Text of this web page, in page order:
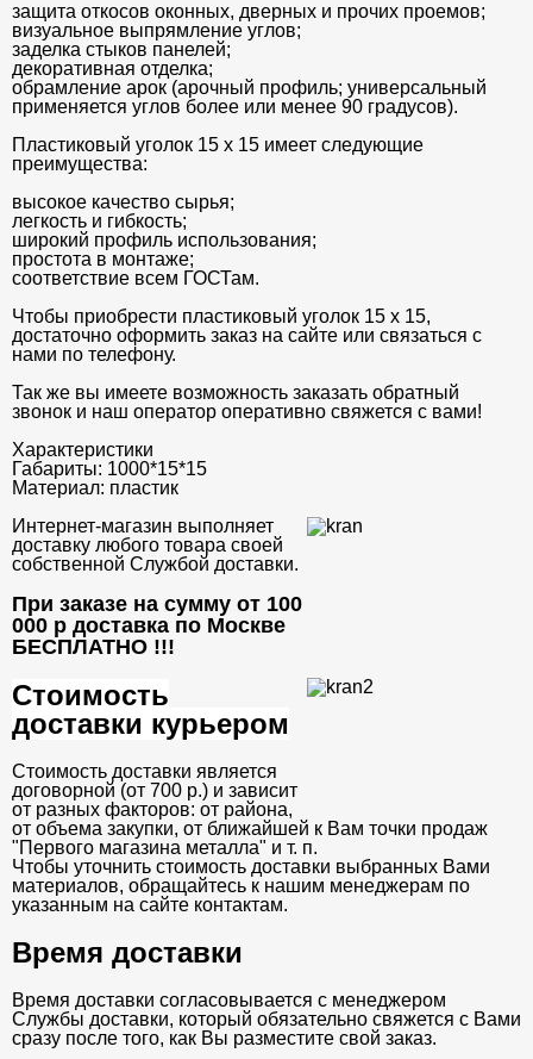
защита откосов оконных, дверных и прочих проемов;
визуальное выпрямление углов;
заделка стыков панелей;
декоративная отделка;
обрамление арок (арочный профиль; универсальный
применяется углов более или менее 90 градусов).
Пластиковый уголок 15 х 15 имеет следующие
преимущества:
высокое качество сырья;
легкость и гибкость;
широкий профиль использования;
простота в монтаже;
соответствие всем ГОСТам.
Чтобы приобрести пластиковый уголок 15 х 15,
достаточно оформить заказ на сайте или связаться с
нами по телефону.
Так же вы имеете возможность заказать обратный
звонок и наш оператор оперативно свяжется с вами!
Характеристики
Габариты: 1000*15*15
Материал: пластик
Интернет-магазин выполняет
доставку любого товара своей
собственной Службой доставки.
При заказе на сумму от 100
000 р доставка по Москве
БЕСПЛАТНО !!!
Стоимость
доставки курьером
Стоимость доставки является
договорной (от 700 р.) и зависит
от разных факторов: от района,
от объема закупки, от ближайшей к Вам точки продаж
"Первого магазина металла" и т. п.
Чтобы уточнить стоимость доставки выбранных Вами
материалов, обращайтесь к нашим менеджерам по
указанным на сайте контактам.
Время доставки
Время доставки согласовывается с менеджером
Службы доставки, который обязательно свяжется с Вами
сразу после того, как Вы разместите свой заказ.